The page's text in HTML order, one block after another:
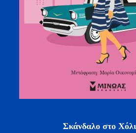
Σκάνδαλο στο